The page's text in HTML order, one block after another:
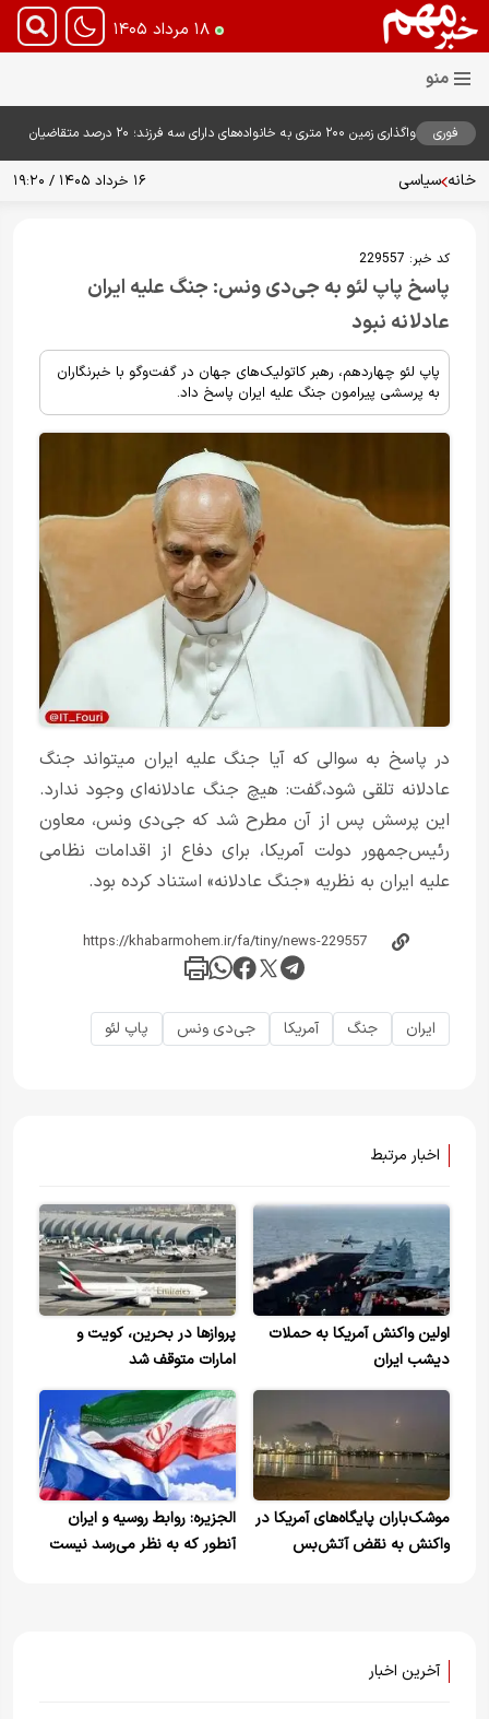
۱۸ مرداد ۱۴۰۵
فوری
واگذاری زمین ۲۰۰ متری به خانواده‌های دارای سه فرزند؛ ۲۰ درصد متقاضیان
خانه سیاسی ۱۶ خرداد ۱۴۰۵ / ۱۹:۲۰
کد خبر: 229557
پاسخ پاپ لئو به جی‌دی‌ ونس: جنگ علیه ایران
عادلانه نبود
پاپ لئو چهاردهم، رهبر کاتولیک‌های جهان در گفت‌وگو با خبرنگاران
به پرسشی پیرامون جنگ علیه ایران پاسخ داد.
در پاسخ به سوالی که آیا جنگ علیه ایران میتواند جنگ
عادلانه تلقی شود،گفت: هیچ جنگ عادلانه‌ای وجود ندارد.
این پرسش پس از آن مطرح شد که جی‌دی ونس، معاون
رئیس‌جمهور دولت آمریکا، برای دفاع از اقدامات نظامی
علیه ایران به نظریه «جنگ عادلانه» استناد کرده بود.
ایران جنگ آمریکا جی‌دی ونس پاپ لئو
اخبار مرتبط
اولین واکنش آمریکا به حملات
دیشب ایران
پروازها در بحرین، کویت و
امارات متوقف شد
موشک‌باران پایگاه‌های آمریکا در
واکنش به نقض آتش‌بس
الجزیره: روابط روسیه و ایران
آنطور که به نظر می‌رسد نیست
آخرین اخبار